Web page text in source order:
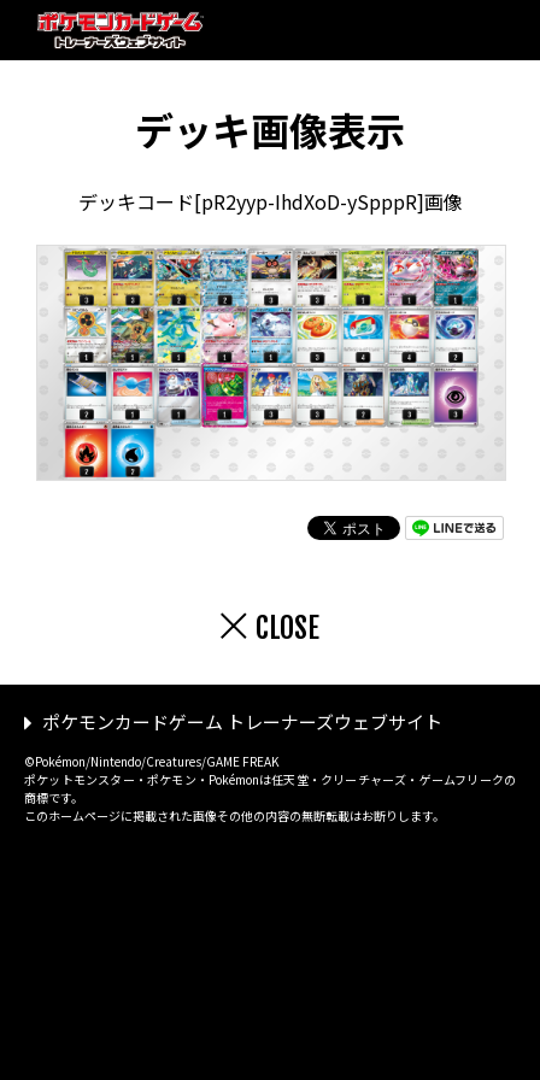
デッキ画像表示
デッキコード[pR2yyp-IhdXoD-ySpppR]画像
CLOSE
ポケモンカードゲーム トレーナーズウェブサイト
©Pokémon/Nintendo/Creatures/GAME FREAK
ポケットモンスター・ポケモン・Pokémonは任天堂・クリーチャーズ・ゲームフリークの
商標です。
このホームページに掲載された画像その他の内容の無断転載はお断りします。